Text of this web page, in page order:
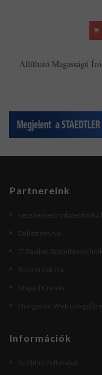
Állítható Magasságú
Partnereink
Etikettem.hu
IT Pavilon
Beszerzek.hu
Maped Creativ
Hungarian Web
Információk
Szállítási feltételek